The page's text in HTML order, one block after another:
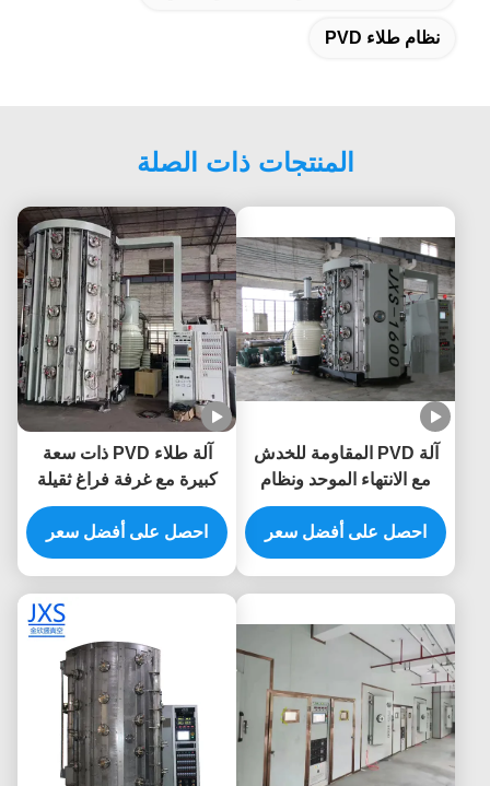
نظام طلاء PVD
المنتجات ذات الصلة
آلة PVD المقاومة للخدش
مع الانتهاء الموحد ونظام
التحكم التلقائي الكامل
للأثاث المعدني
احصل على أفضل سعر
آلة طلاء PVD ذات سعة
كبيرة مع غرفة فراغ ثقيلة
ونظام التحكم التلقائي
الكامل
احصل على أفضل سعر